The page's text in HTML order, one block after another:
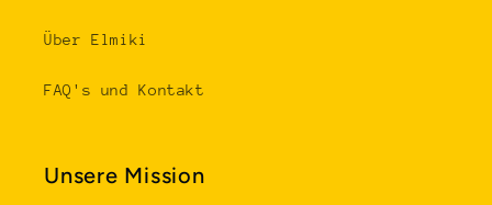
Über Elmiki
FAQ's und Kontakt
Unsere Mission